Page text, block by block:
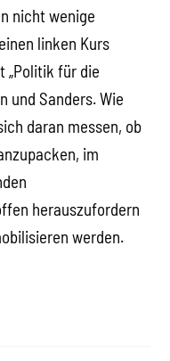
nicht wenige
linken Kurs
„Politik für die
und Sanders. Wie
daran messen, ob
im
herauszufordern
werden.